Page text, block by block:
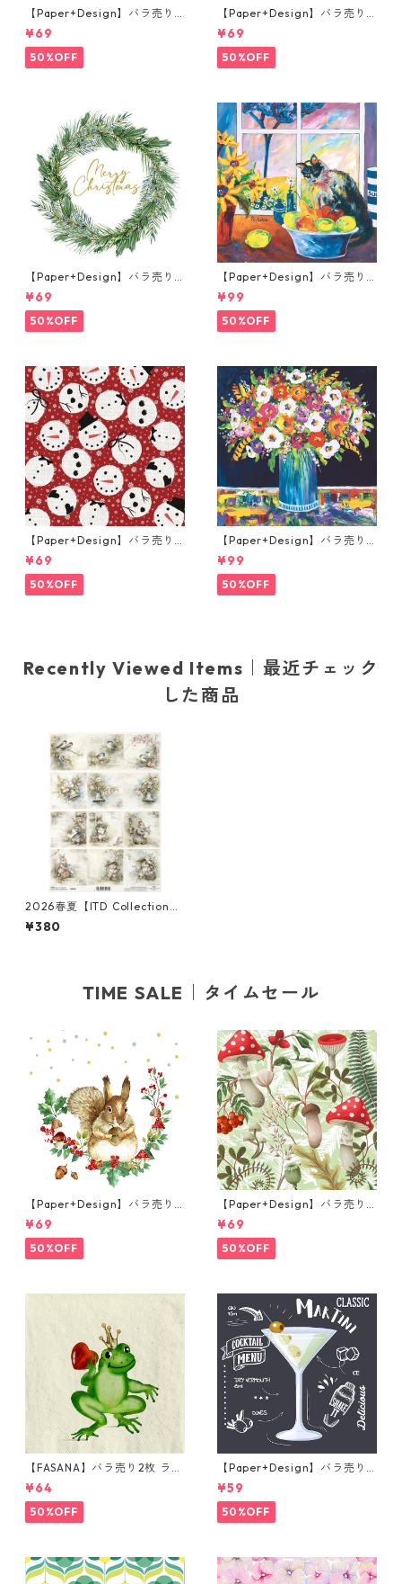
【Paper+Design】バラ売り2
枚 ランチサイズ ペーパーナプ
キン Frosty friends ブルー
¥69
50%OFF
【Paper+Design】バラ売り2
枚 ランチサイズ ペーパーナプ
キン Joyful Chicks グリーン
¥69
50%OFF
【Paper+Design】バラ売り2
枚 ランチサイズ ペーパーナプ
キン Joyful wreath ホワイト
¥69
50%OFF
【Paper+Design】バラ売り2
枚 ランチサイズ ペーパーナプ
キン Portchie Art The Cat in
the kitchen ブルー
¥99
50%OFF
【Paper+Design】バラ売り2
枚 ランチサイズ ペーパーナプ
キン Jolly snowman レッド
¥69
50%OFF
【Paper+Design】バラ売り2
枚 ランチサイズ ペーパーナプ
キン Portchie Art Mixed flo
wers in a blue vase ブルー
¥99
50%OFF
Recently Viewed Items｜最近チェック
した商品
2026春夏【ITD Collection】
A4サイズ ライスペーパー R27
94 デコパージュ
¥380
TIME SALE｜タイムセール
【Paper+Design】バラ売り2
枚 ランチサイズ ペーパーナプ
キン Forest Squirrel ホワイ
ト
¥69
50%OFF
【Paper+Design】バラ売り2
枚 ランチサイズ ペーパーナプ
キン Forest Fungi グリーン
¥69
50%OFF
【FASANA】バラ売り2枚 ラン
チサイズ ペーパーナプキン Fr
og prince ナチュラル
¥64
50%OFF
【Paper+Design】バラ売り2
枚 カクテルサイズ ペーパーナ
プキン Martini ブラック
¥59
50%OFF